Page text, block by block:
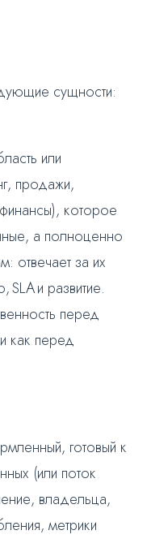
сущности:
или
продажи,
которое
а полноценно
отвечает за их
SLA и развитие.
перед
как перед
готовый к
(или поток
владельца,
метрики